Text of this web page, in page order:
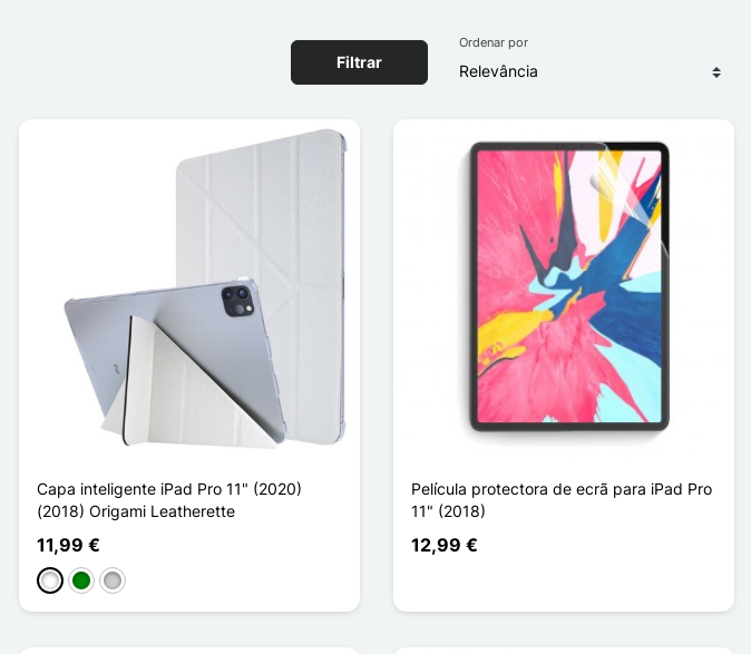
Filtrar
Ordenar por
Capa inteligente iPad Pro 11" (2020)
(2018) Origami Leatherette
11,99 €
BrancoVerdePrata
Película protectora de ecrã para iPad Pro
11" (2018)
12,99 €